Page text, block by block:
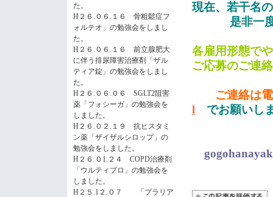
た。
H２６.０６.１６ 骨粗鬆症フ
ォルテオ」の勉強会をしまし
た。
H２６.０６.１６ 前立腺肥大
に伴う排尿障害治療剤「ザル
ティア錠」の勉強会をしまし
た。
H２６.０６.０６ SGLT2阻害
薬「フォシーガ」の勉強会を
しました。
H２６.０２.１９ 抗ヒスタミ
ン薬「ザイザルシロップ」の
勉強会をしました。
H２６.０1.２４ COPD治療剤
「ウルティブロ」の勉強会を
しました。
H２５.1２.０７ 「プラリア
現在、若干名
是非一
各雇用形態で
ご応募のご連
ご連絡は電
l
でお願いし